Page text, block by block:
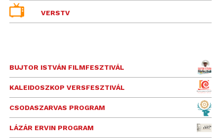
VERSTV
BUJTOR ISTVÁN FILMFESZTIVÁL
KALEIDOSZKOP VERSFESZTIVÁL
CSODASZARVAS PROGRAM
LÁZÁR ERVIN PROGRAM